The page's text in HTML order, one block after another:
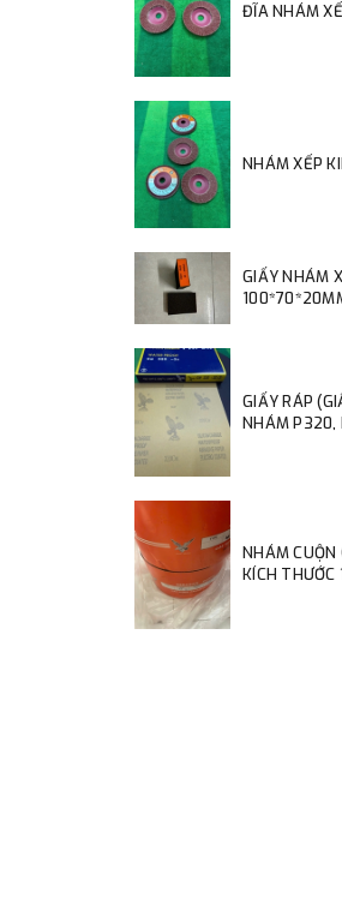
ĐĨA NHÁM
NHÁM XẾP
GIẤY NHÁM
GIẤY RÁP
NHÁM P320,
NHÁM CUỘN
KÍCH